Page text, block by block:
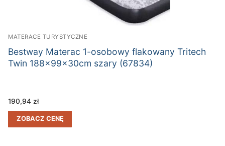
MATERACE TURYSTYCZNE
Bestway Materac 1-osobowy flakowany Tritech
Twin 188x99x30cm szary (67834)
190,94 zł
ZOBACZ CENĘ